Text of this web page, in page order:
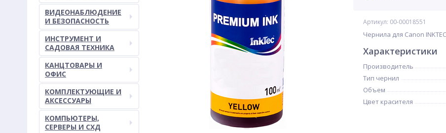
ВИДЕОНАБЛЮДЕНИЕ
И БЕЗОПАСНОСТЬ
ИНСТРУМЕНТ И
САДОВАЯ ТЕХНИКА
КАНЦТОВАРЫ И
ОФИС
КОМПЛЕКТУЮЩИЕ И
АКСЕССУАРЫ
КОМПЬЮТЕРЫ,
СЕРВЕРЫ И СХД
Артикул: 00-00018551
Чернила для Canon
Характеристики
Производитель
Тип чернил
Объем
Цвет красителя